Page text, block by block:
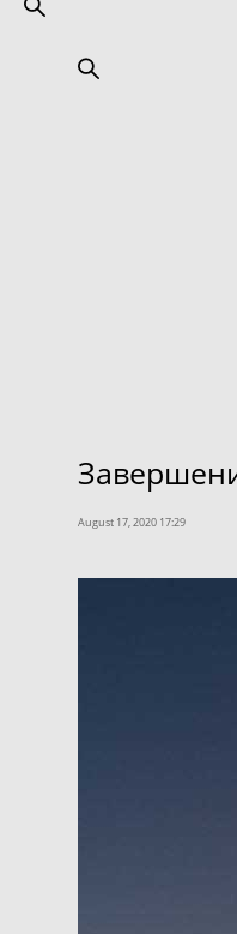
August 17, 2020 17:29